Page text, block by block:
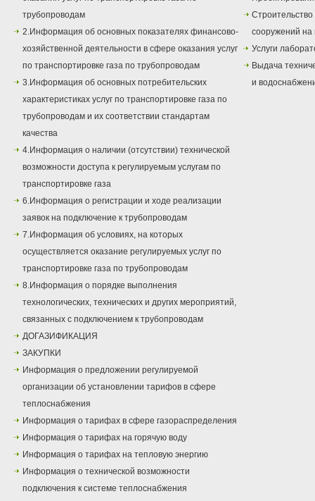
трубопроводам
2.Информация об основных показателях финансово-
хозяйственной деятельности в сфере оказания услуг
по транспортировке газа по трубопроводам
3.Информация об основных потребительских
характеристиках услуг по транспортировке газа по
трубопроводам и их соответствии стандартам
качества
4.Информация о наличии (отсутствии) технической
возможности доступа к регулируемым услугам по
транспортировке газа
6.Информация о регистрации и ходе реализации
заявок на подключение к трубопроводам
7.Информация об условиях, на которых
осуществляется оказание регулируемых услуг по
транспортировке газа по трубопроводам
8.Информация о порядке выполнения
технологических, технических и других мероприятий,
связанных с подключением к трубопроводам
ДОГАЗИФИКАЦИЯ
ЗАКУПКИ
Информация о предложении регулируемой
организации об установлении тарифов в сфере
теплоснабжения
Информация о тарифах в сфере газораспределения
Информация о тарифах на горячую воду
Информация о тарифах на тепловую энергию
Информация о технической возможности
подключения к системе теплоснабжения
сооружений на
Услуги
Выдача
и